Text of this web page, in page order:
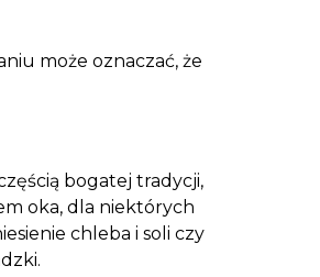
może oznaczać, że
bogatej tradycji,
oka, dla niektórych
chleba i soli czy